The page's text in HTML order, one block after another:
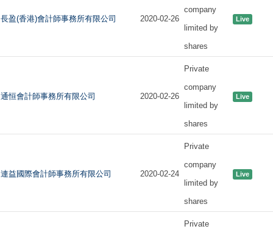
長盈(香港)會計師事務所有限公司 2020-02-26
company
limited by
shares
Live
通恒會計師事務所有限公司 2020-02-26
Private
company
limited by
shares
Live
連益國際會計師事務所有限公司 2020-02-24
Private
company
limited by
shares
Live
Private